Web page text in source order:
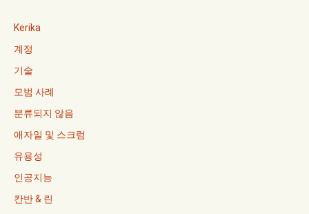
Kerika
계정
기술
모범 사례
분류되지 않음
애자일 및 스크럼
유용성
인공지능
칸반 & 린